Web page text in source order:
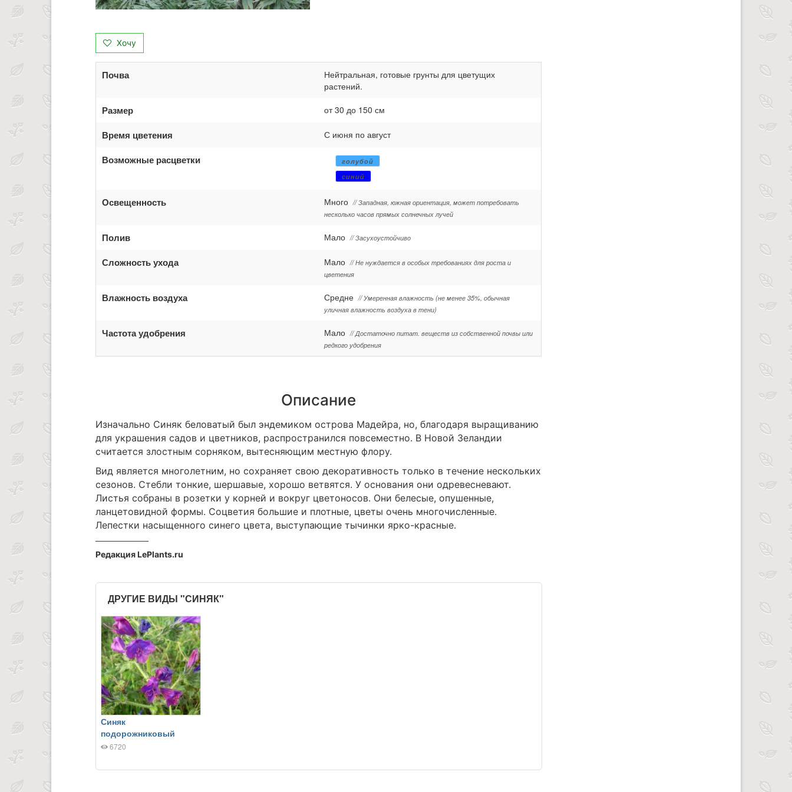
Хочу
Почва
Нейтральная, готовые грунты для цветущих
растений.
Размер от 30 до 150 см
Время цветения С июня по август
Возможные расцветки
голубой
синий
Освещенность Много // Западная, южная ориентация, может потребовать
несколько часов прямых солнечных лучей
Полив Мало // Засухоустойчиво
Сложность ухода Мало // Не нуждается в особых требованиях для роста и
цветения
Влажность воздуха Средне // Умеренная влажность (не менее 35%, обычная
уличная влажность воздуха в тени)
Частота удобрения Мало // Достаточно питат. веществ из собственной почвы или
редкого удобрения
Описание
Изначально Синяк беловатый был эндемиком острова Мадейра, но, благодаря выращиванию
для украшения садов и цветников, распространился повсеместно. В Новой Зеландии
считается злостным сорняком, вытесняющим местную флору.
Вид является многолетним, но сохраняет свою декоративность только в течение нескольких
сезонов. Стебли тонкие, шершавые, хорошо ветвятся. У основания они одревесневают.
Листья собраны в розетки у корней и вокруг цветоносов. Они белесые, опушенные,
ланцетовидной формы. Соцветия большие и плотные, цветы очень многочисленные.
Лепестки насыщенного синего цвета, выступающие тычинки ярко-красные.
Редакция LePlants.ru
ДРУГИЕ ВИДЫ "СИНЯК"
Синяк
подорожниковый
6720